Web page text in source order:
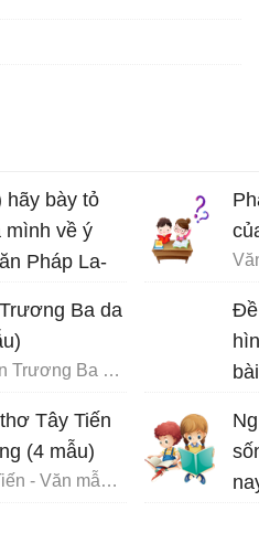
hãy bày tỏ
mình về ý
Pháp La-
ta lên và
tình cảm
đảm,...
Ba da
Phân tích bài hồn Trương Ba da hàng thịt - Văn mẫu 12
Tây Tiến
(4 mẫu)
Cảm nhận Tây Tiến - Văn mẫu 12
Đề